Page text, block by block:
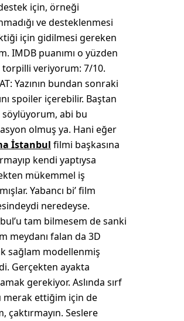
için, örneği
ve desteklenmesi
için gidilmesi gereken
IMDB puanımı o yüzden
torpilli veriyorum: 7/10.
Yazının bundan sonraki
spoiler içerebilir. Baştan
abi bu
olmuş ya. Hani eğer
İstanbul filmi başkasına
kendi yaptıysa
mükemmel iş
Yabancı bi’ film
neredeyse.
tam bilmesem de sanki
meydanı falan da 3D
sağlam modellenmiş
Gerçekten ayakta
gerekiyor. Aslında sırf
merak ettiğim için de
çaktırmayın. Seslere